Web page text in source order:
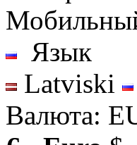
Язык
Latviski
Валюта: